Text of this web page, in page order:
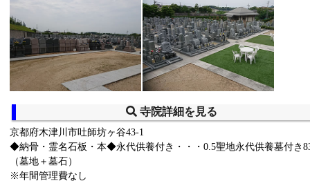
寺院詳細を見る
京都府木津川市吐師坊ヶ谷43-1
◆納骨・霊名石板・本◆永代供養付き・・・0.5聖地永代供養墓付き
（墓地＋墓石）
※年間管理費なし